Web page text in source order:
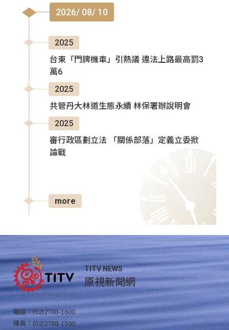
2026/ 08/ 10
2025
台東「門牌機車」引熱議 違法上路最高罰3
萬6
2025
共管丹大林道生態永續 林保署辦說明會
2025
審行政區劃立法 「關係部落」定義立委掀
論戰
more
TITV NEWS
原視新聞網
電話：(02)2788-1600
傳真：(02)2788-1500